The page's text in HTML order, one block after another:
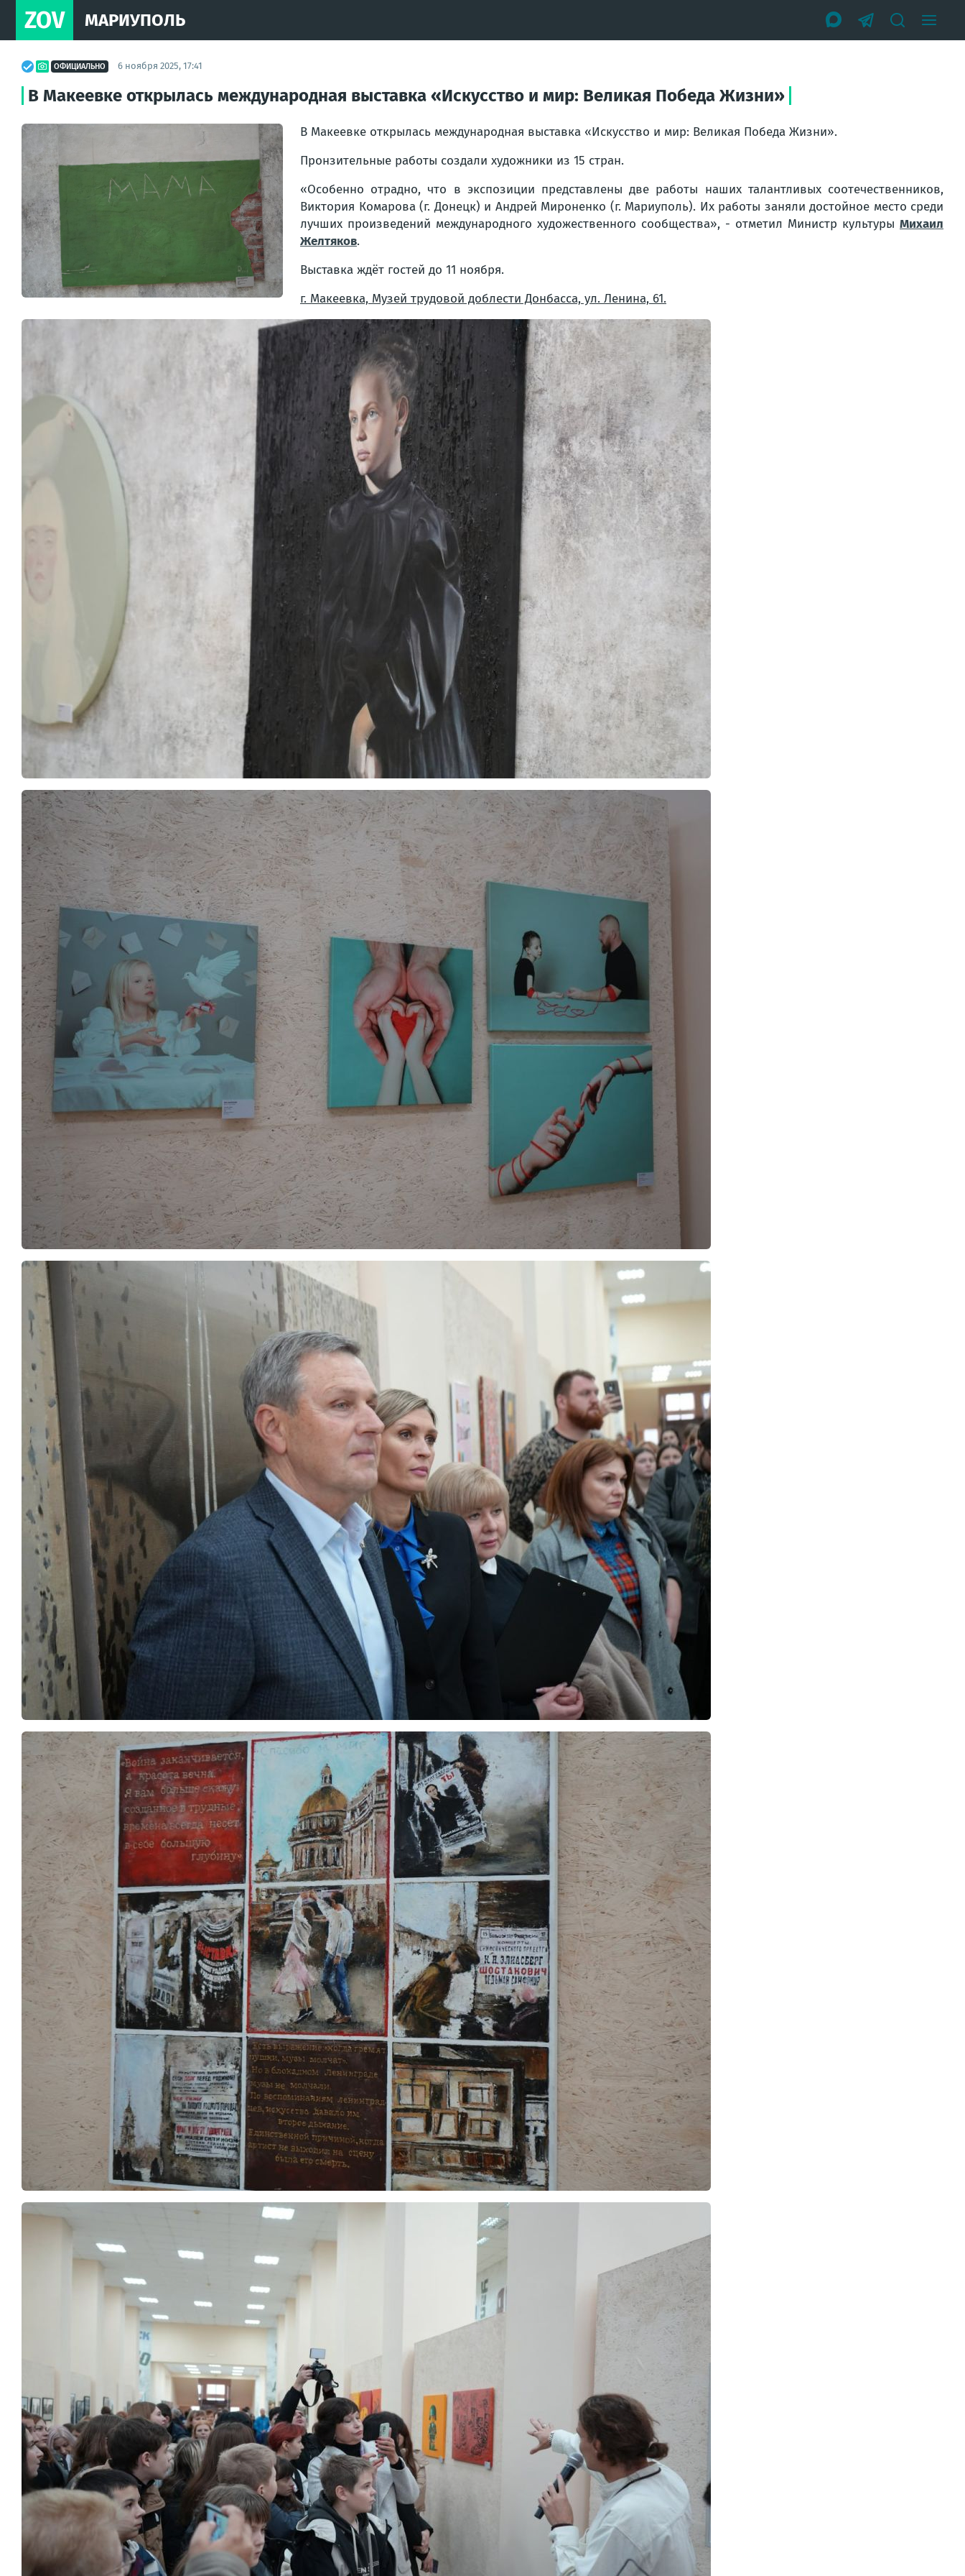
ZOV МАРИУПОЛЬ
ОФИЦИАЛЬНО 6 ноября 2025, 17:41
В Макеевке открылась международная выставка «Искусство и мир: Великая Победа Жизни»
В Макеевке открылась международная выставка «Искусство и мир: Великая Победа Жизни».
Пронзительные работы создали художники из 15 стран.
«Особенно отрадно, что в экспозиции представлены две работы наших талантливых соотечественников,
Виктория Комарова (г. Донецк) и Андрей Мироненко (г. Мариуполь). Их работы заняли достойное место среди
лучших произведений международного художественного сообщества», - отметил Министр культуры Михаил
Желтяков.
Выставка ждёт гостей до 11 ноября.
г. Макеевка, Музей трудовой доблести Донбасса, ул. Ленина, 61.